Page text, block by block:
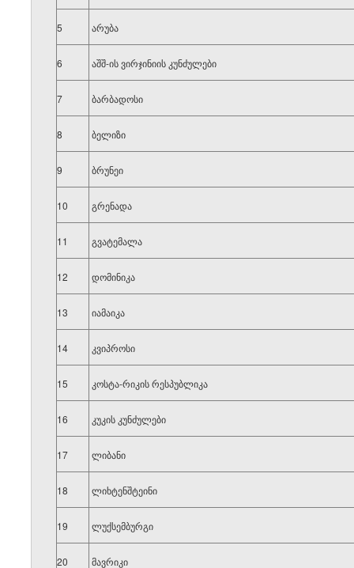
5 არუბა
6 აშშ-ის ვირჯინიის კუნძულები
7 ბარბადოსი
8 ბელიზი
9 ბრუნეი
10 გრენადა
11 გვატემალა
12 დომინიკა
13 იამაიკა
14 კვიპროსი
15 კოსტა-რიკის რესპუბლიკა
16 კუკის კუნძულები
17 ლიბანი
18 ლიხტენშტეინი
19 ლუქსემბურგი
20 მავრიკი